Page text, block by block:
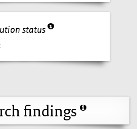
status
findings